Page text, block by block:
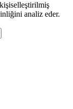
analiz eder.